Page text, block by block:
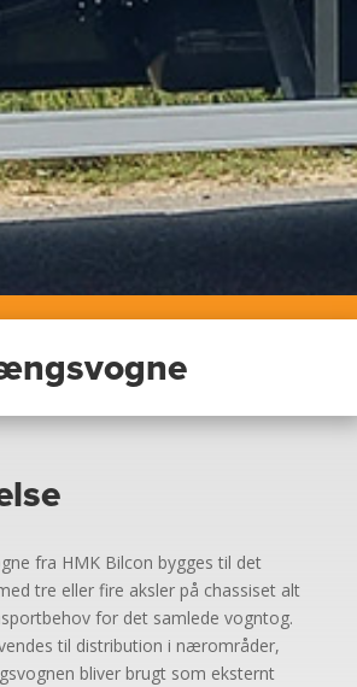
fra HMK Bilcon bygges til det
tre eller fire aksler på chassiset alt
for det samlede vogntog.
til distribution i nærområder,
bliver brugt som eksternt